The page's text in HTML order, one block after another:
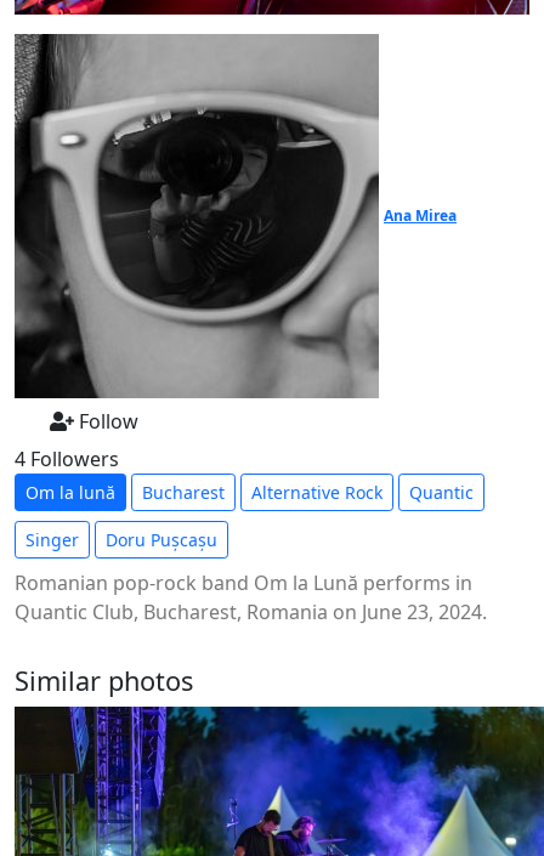
Ana Mirea
Follow
4 Followers
Om la lună Bucharest Alternative Rock Quantic
Singer Doru Pușcașu
Romanian pop-rock band Om la Lună performs in
Quantic Club, Bucharest, Romania on June 23, 2024.
Similar photos